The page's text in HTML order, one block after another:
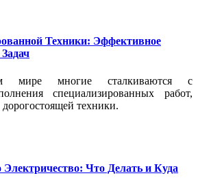
Техники: Эффективное
мире многие сталкиваются с
специализированных работ,
техники.
Что Делать и Куда